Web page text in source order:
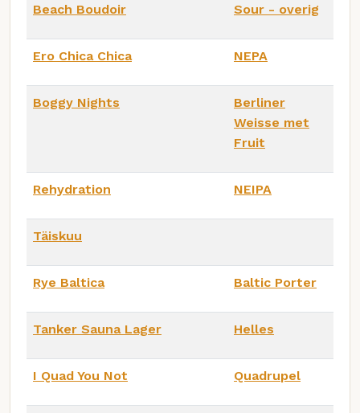
Beach Boudoir Sour - overig
Ero Chica Chica NEPA
Boggy Nights
Berliner
Weisse met
Fruit
Rehydration NEIPA
Täiskuu
Rye Baltica Baltic Porter
Tanker Sauna Lager Helles
I Quad You Not Quadrupel